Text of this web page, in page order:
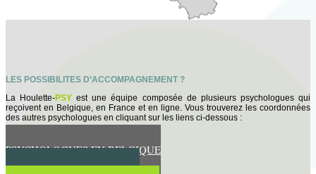
LES POSSIBILITES D’ACCOMPAGNEMENT ?
La Houlette-PSY est une équipe composée de plusieurs psychologues qui
reçoivent en Belgique, en France et en ligne. Vous trouverez les coordonnées
des autres psychologues en cliquant sur les liens ci-dessous :
PSYCHOLOGUES EN BELGIQUE